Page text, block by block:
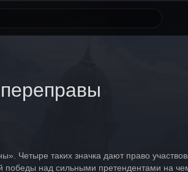
Четыре таких значка дают право
над сильными претендентами на